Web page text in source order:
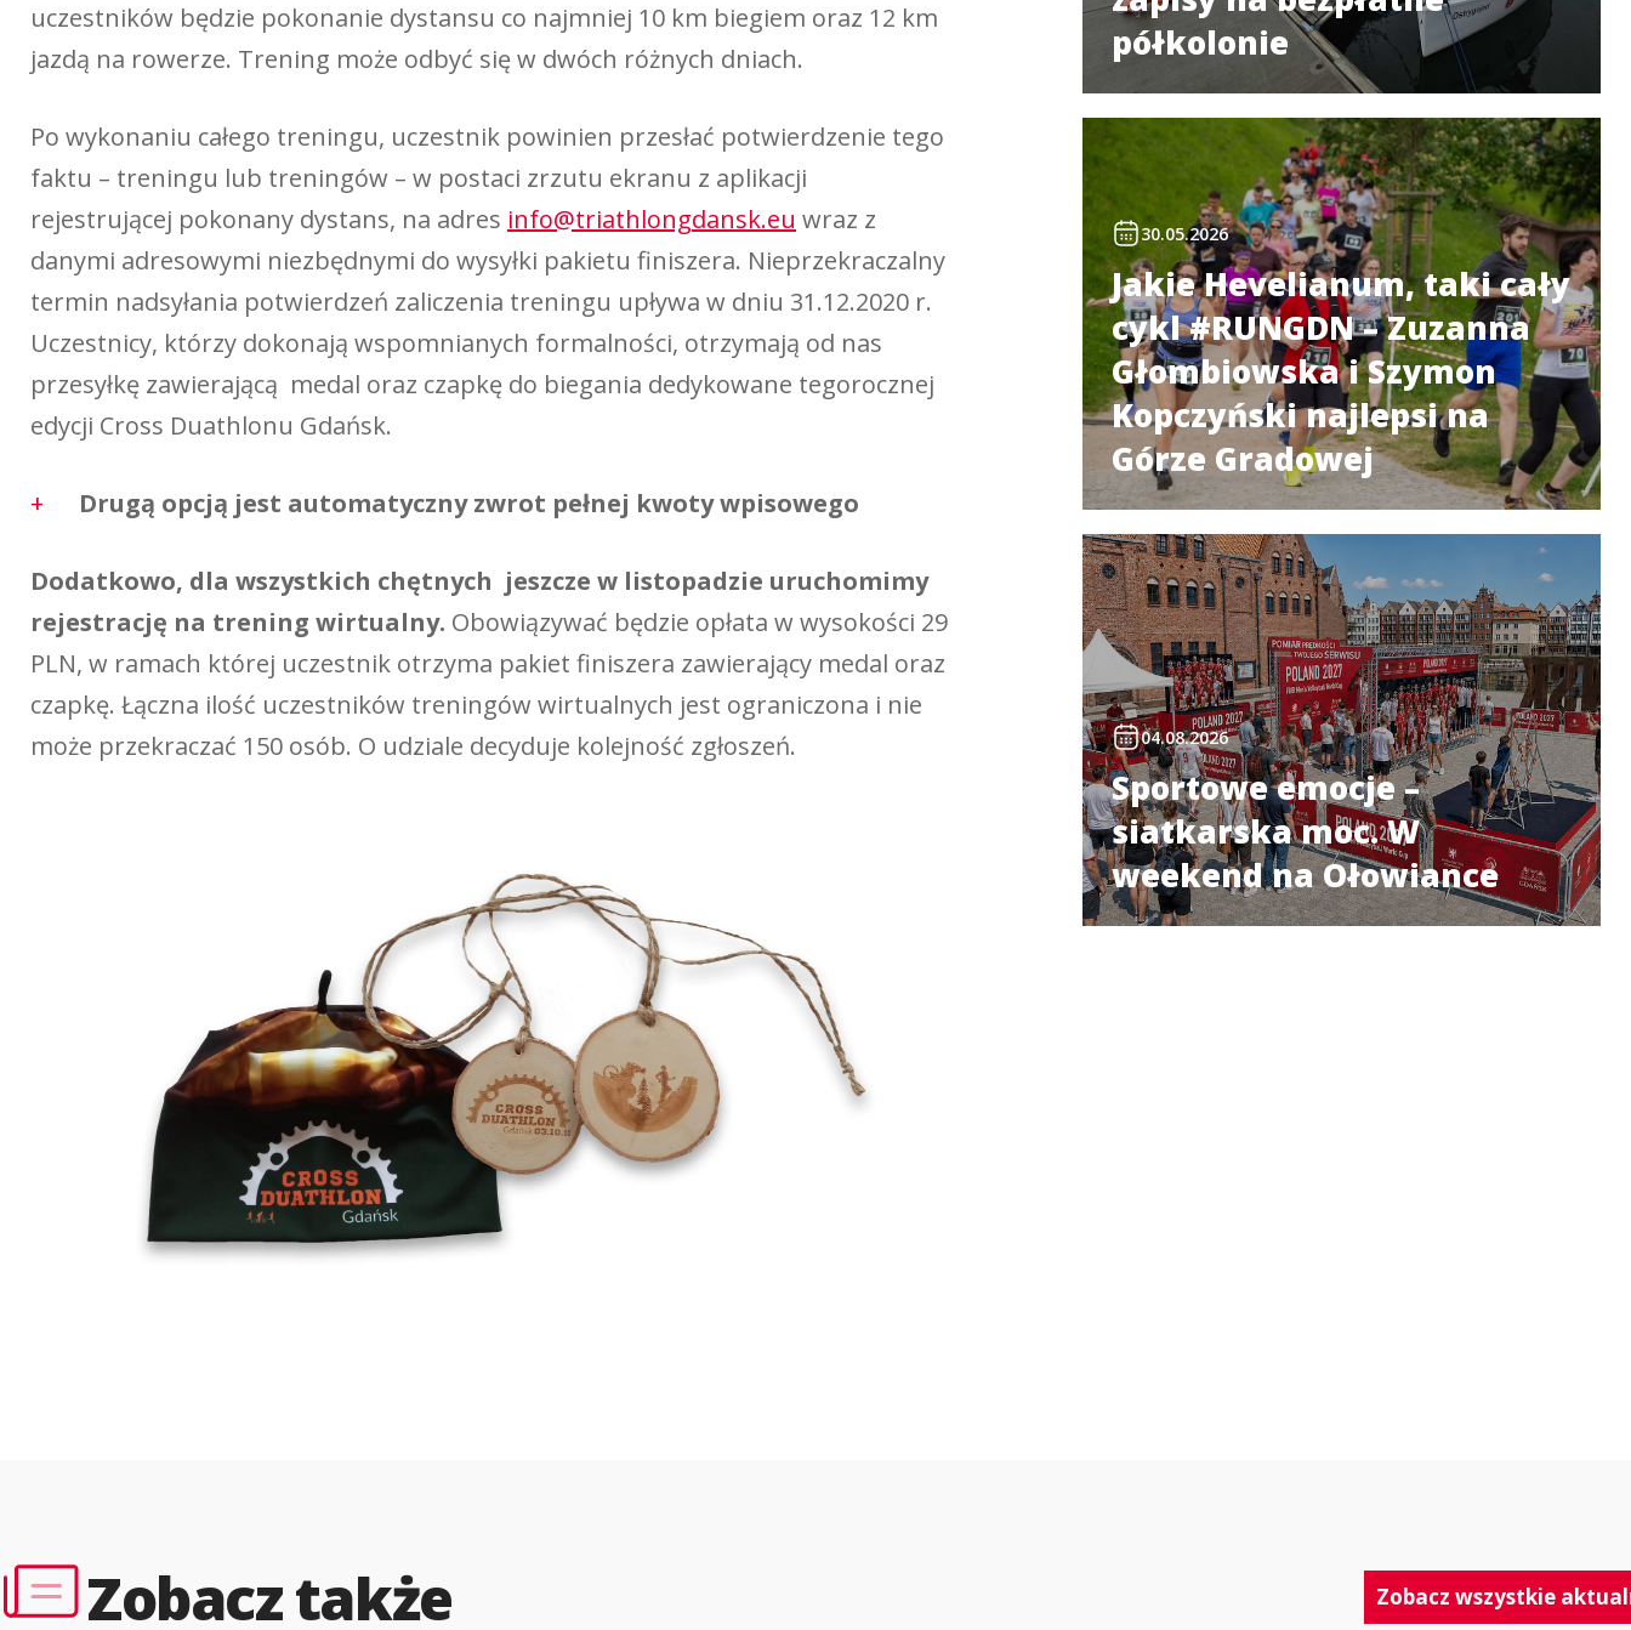
uczestników będzie pokonanie dystansu co najmniej 10 km biegiem oraz 12 km
jazdą na rowerze. Trening może odbyć się w dwóch różnych dniach.
Po wykonaniu całego treningu, uczestnik powinien przesłać potwierdzenie tego
faktu – treningu lub treningów – w postaci zrzutu ekranu z aplikacji
rejestrującej pokonany dystans, na adres info@triathlongdansk.eu wraz z
danymi adresowymi niezbędnymi do wysyłki pakietu finiszera. Nieprzekraczalny
termin nadsyłania potwierdzeń zaliczenia treningu upływa w dniu 31.12.2020 r.
Uczestnicy, którzy dokonają wspomnianych formalności, otrzymają od nas
przesyłkę zawierającą medal oraz czapkę do biegania dedykowane tegorocznej
edycji Cross Duathlonu Gdańsk.
Drugą opcją jest automatyczny zwrot pełnej kwoty wpisowego
Dodatkowo, dla wszystkich chętnych jeszcze w listopadzie uruchomimy
rejestrację na trening wirtualny. Obowiązywać będzie opłata w wysokości 29
PLN, w ramach której uczestnik otrzyma pakiet finiszera zawierający medal oraz
czapkę. Łączna ilość uczestników treningów wirtualnych jest ograniczona i nie
może przekraczać 150 osób. O udziale decyduje kolejność zgłoszeń.
półkolonie
30.05.2026
Jakie Hevelianum, taki cały
cykl #RUNGDN – Zuzanna
Głombiowska i Szymon
Kopczyński najlepsi na
Górze Gradowej
04.08.2026
Sportowe emocje –
siatkarska moc. W
weekend na Ołowiance
Zobacz także Zobacz wszystkie